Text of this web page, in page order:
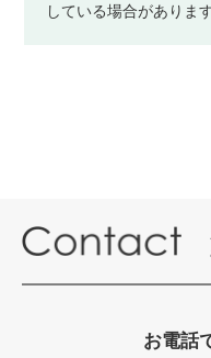
している場合があります
お電話